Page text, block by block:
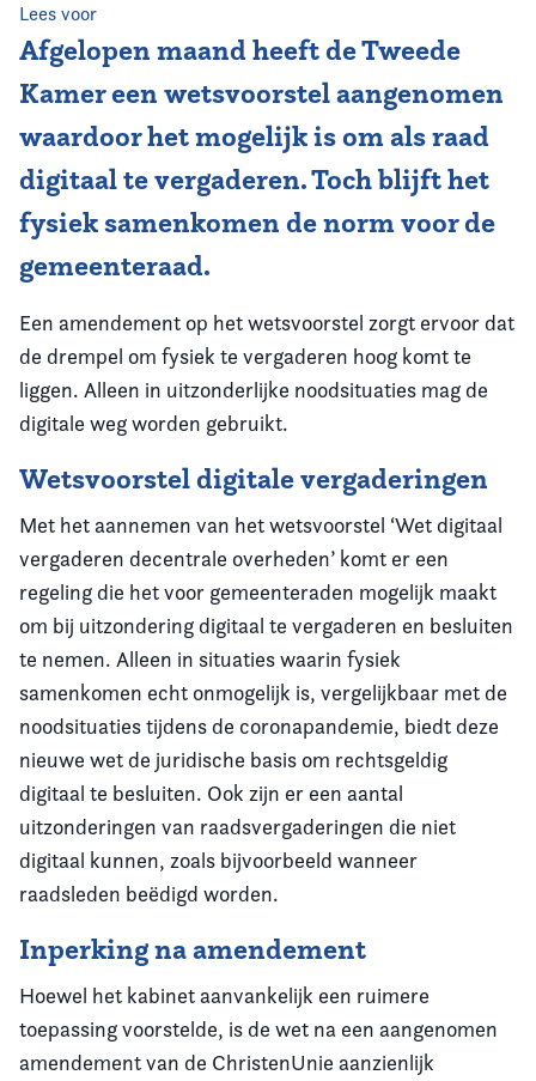
Lees voor
Afgelopen maand heeft de Tweede
Kamer een wetsvoorstel aangenomen
waardoor het mogelijk is om als raad
digitaal te vergaderen. Toch blijft het
fysiek samenkomen de norm voor de
gemeenteraad.
Een amendement op het wetsvoorstel zorgt ervoor dat
de drempel om fysiek te vergaderen hoog komt te
liggen. Alleen in uitzonderlijke noodsituaties mag de
digitale weg worden gebruikt.
Wetsvoorstel digitale vergaderingen
Met het aannemen van het wetsvoorstel ‘Wet digitaal
vergaderen decentrale overheden’ komt er een
regeling die het voor gemeenteraden mogelijk maakt
om bij uitzondering digitaal te vergaderen en besluiten
te nemen. Alleen in situaties waarin fysiek
samenkomen echt onmogelijk is, vergelijkbaar met de
noodsituaties tijdens de coronapandemie, biedt deze
nieuwe wet de juridische basis om rechtsgeldig
digitaal te besluiten. Ook zijn er een aantal
uitzonderingen van raadsvergaderingen die niet
digitaal kunnen, zoals bijvoorbeeld wanneer
raadsleden beëdigd worden.
Inperking na amendement
Hoewel het kabinet aanvankelijk een ruimere
toepassing voorstelde, is de wet na een aangenomen
amendement van de ChristenUnie aanzienlijk